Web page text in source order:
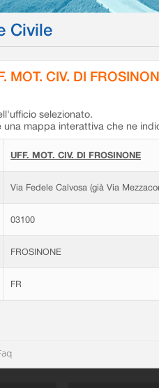
Civile
MOT. CIV. DI
selezionato.
una mappa interattiva che ne
UFF. MOT. CIV. DI FROSINONE
Via Fedele Calvosa (già Via
03100
FROSINONE
FR